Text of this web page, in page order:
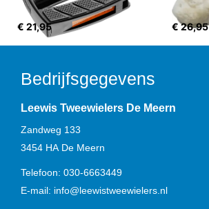
€ 21,95 € 26,95
Bedrijfsgegevens
Leewis Tweewielers De Meern
Zandweg 133
3454 HA De Meern
Telefoon: 030-6663449
E-mail: info@leewistweewielers.nl